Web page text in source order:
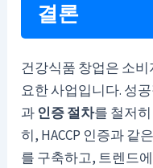
결론
건강식품 창업은 소
요한 사업입니다. 성
과 인증 절차를 철저
히, HACCP 인증과 같
를 구축하고, 트렌드